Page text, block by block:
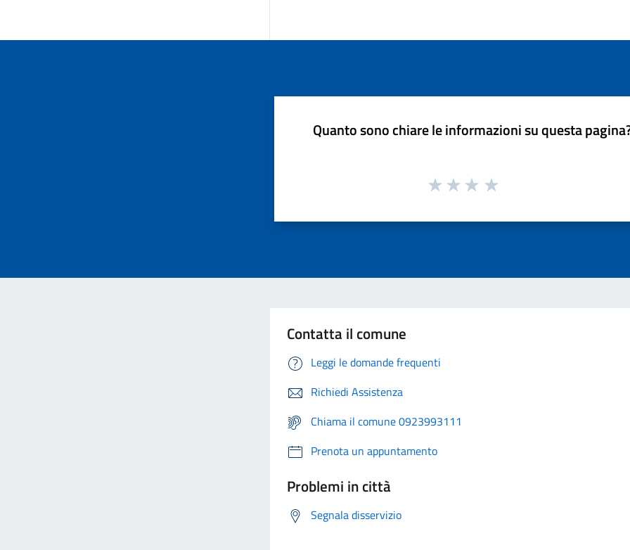
Quanto sono chiare le informazioni su questa
Contatta il comune
Leggi le domande frequenti
Richiedi Assistenza
Chiama il comune 0923993111
Prenota un appuntamento
Problemi in città
Segnala disservizio